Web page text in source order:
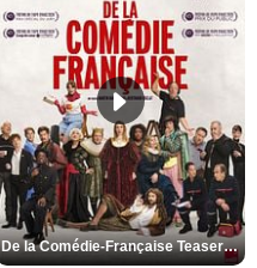
De la Comédie-Française Teaser VF